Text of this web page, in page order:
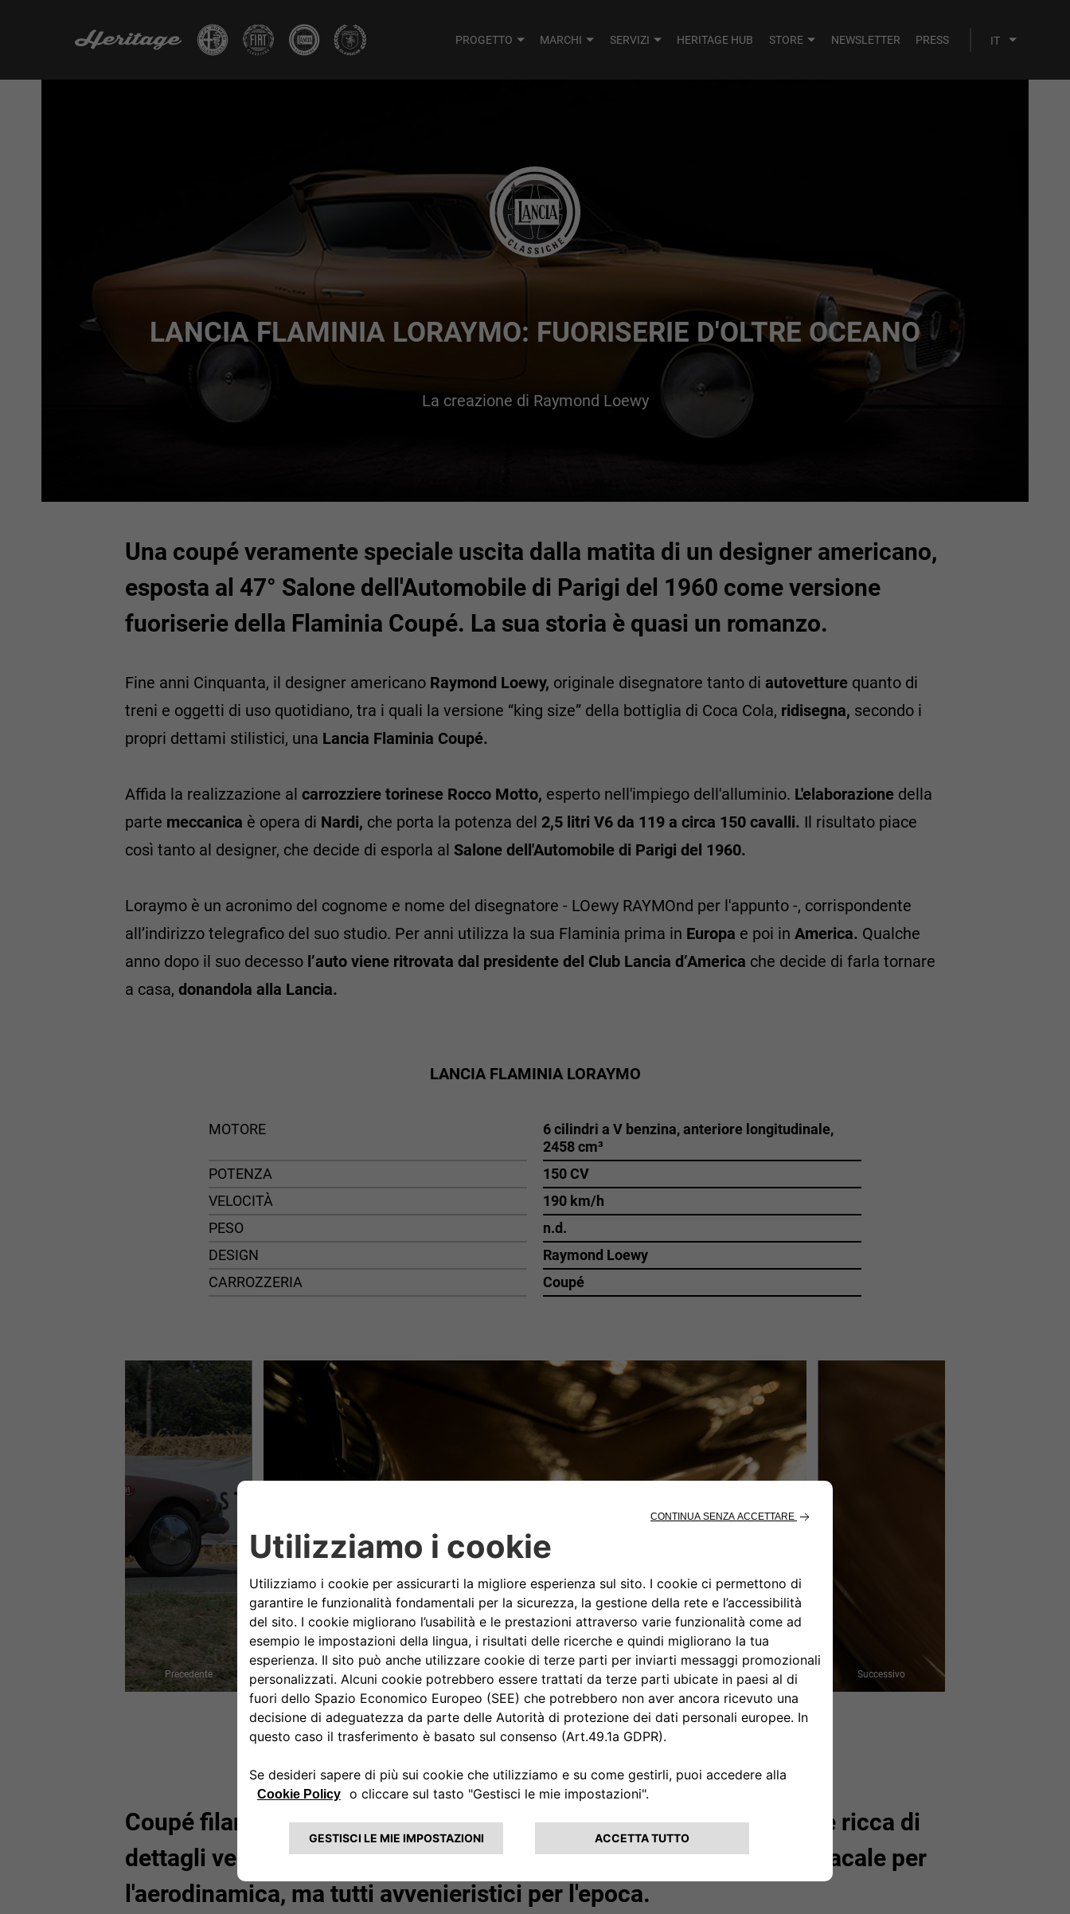
PROGETTO MARCHI SERVIZI HERITAGE HUB STORE NEWSLETTER PRESS
LANCIA FLAMINIA LORAYMO: FUORISERIE D'OLTRE OCEANO
La creazione di Raymond Loewy
Una coupé veramente speciale uscita dalla matita di un designer americano,
esposta al 47° Salone dell'Automobile di Parigi del 1960 come versione
fuoriserie della Flaminia Coupé. La sua storia è quasi un romanzo.
Fine anni Cinquanta, il designer americano Raymond Loewy, originale disegnatore tanto di autovetture quanto di
treni e oggetti di uso quotidiano, tra i quali la versione “king size” della bottiglia di Coca Cola, ridisegna, secondo i
propri dettami stilistici, una Lancia Flaminia Coupé.
Affida la realizzazione al carrozziere torinese Rocco Motto, esperto nell'impiego dell'alluminio. L'elaborazione della
parte meccanica è opera di Nardi, che porta la potenza del 2,5 litri V6 da 119 a circa 150 cavalli. Il risultato piace
così tanto al designer, che decide di esporla al Salone dell'Automobile di Parigi del 1960.
Loraymo è un acronimo del cognome e nome del disegnatore - LOewy RAYMOnd per l'appunto -, corrispondente
all’indirizzo telegrafico del suo studio. Per anni utilizza la sua Flaminia prima in Europa e poi in America. Qualche
anno dopo il suo decesso l’auto viene ritrovata dal presidente del Club Lancia d’America che decide di farla tornare
a casa, donandola alla Lancia.
LANCIA FLAMINIA LORAYMO
MOTORE
6 cilindri a V benzina, anteriore longitudinale,
2458 cm³
POTENZA
150 CV
VELOCITÀ
190 km/h
PESO
n.d.
DESIGN
Raymond Loewy
CARROZZERIA
Coupé
Precedente Successivo
Coupé filante dalle linee particolarmente originali, questa vettura è ricca di
dettagli veramente unici. Spesso legati a un'attenzione quasi maniacale per
l'aerodinamica, ma tutti avvenieristici per l'epoca.